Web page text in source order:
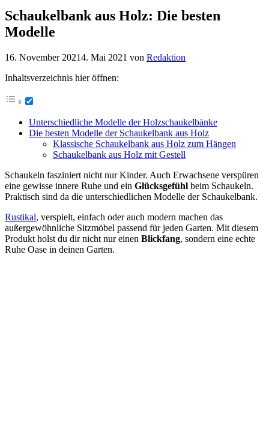
Schaukelbank aus Holz: Die besten
Modelle
16. November 20214. Mai 2021 von Redaktion
Inhaltsverzeichnis hier öffnen:
Unterschiedliche Modelle der Holzschaukelbänke
Die besten Modelle der Schaukelbank aus Holz
Klassische Schaukelbank aus Holz zum Hängen
Schaukelbank aus Holz mit Gestell
Schaukeln fasziniert nicht nur Kinder. Auch Erwachsene verspüren
eine gewisse innere Ruhe und ein Glücksgefühl beim Schaukeln.
Praktisch sind da die unterschiedlichen Modelle der Schaukelbank.
Rustikal, verspielt, einfach oder auch modern machen das
außergewöhnliche Sitzmöbel passend für jeden Garten. Mit diesem
Produkt holst du dir nicht nur einen Blickfang, sondern eine echte
Ruhe Oase in deinen Garten.